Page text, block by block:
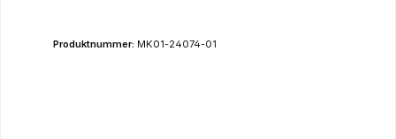
Produktnummer: MK01-24074-01